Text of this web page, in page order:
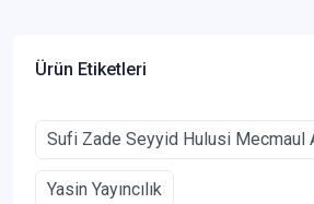
Ürün Etiketleri
Sufi Zade Seyyid Hulusi Mecmaul
Yasin Yayıncılık